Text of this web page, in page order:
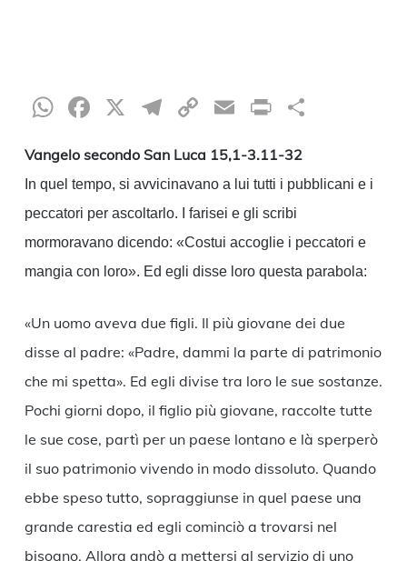
WhatsApp
Facebook
X Telegram
CopyEmailPrint
Vangelo secondo San Luca 15,1-3.11-32
In quel tempo, si avvicinavano a lui tutti i pubblicani e i
peccatori per ascoltarlo. I farisei e gli scribi
mormoravano dicendo: «Costui accoglie i peccatori e
mangia con loro». Ed egli disse loro questa parabola:
«Un uomo aveva due figli. Il più giovane dei due
disse al padre: «Padre, dammi la parte di patrimonio
che mi spetta». Ed egli divise tra loro le sue sostanze.
Pochi giorni dopo, il figlio più giovane, raccolte tutte
le sue cose, partì per un paese lontano e là sperperò
il suo patrimonio vivendo in modo dissoluto. Quando
ebbe speso tutto, sopraggiunse in quel paese una
grande carestia ed egli cominciò a trovarsi nel
bisogno. Allora andò a mettersi al servizio di uno